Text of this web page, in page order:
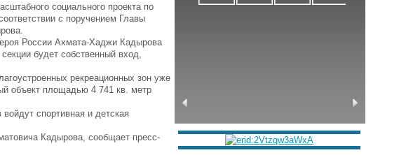
социального проекта по
с поручением Главы
России Ахмата-Хаджи Кадырова
будет собственный вход,
рекреационных зон уже
объект площадью 4 741 кв. метр
спортивная и детская
Кадырова, сообщает пресс-